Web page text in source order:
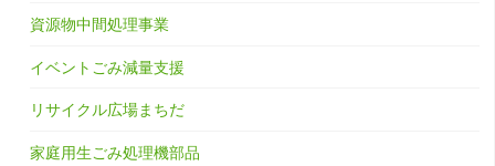
資源物中間処理事業
イベントごみ減量支援
リサイクル広場まちだ
家庭用生ごみ処理機部品